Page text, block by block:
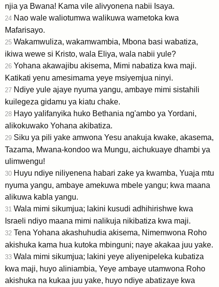
njia ya Bwana! Kama vile alivyonena nabii Isaya.
24 Nao wale waliotumwa walikuwa wametoka kwa
Mafarisayo.
25 Wakamwuliza, wakamwambia, Mbona basi wabatiza,
ikiwa wewe si Kristo, wala Eliya, wala nabii yule?
26 Yohana akawajibu akisema, Mimi nabatiza kwa maji.
Katikati yenu amesimama yeye msiyemjua ninyi.
27 Ndiye yule ajaye nyuma yangu, ambaye mimi sistahili
kuilegeza gidamu ya kiatu chake.
28 Hayo yalifanyika huko Bethania ng'ambo ya Yordani,
alikokuwako Yohana akibatiza.
29 Siku ya pili yake amwona Yesu anakuja kwake, akasema,
Tazama, Mwana-kondoo wa Mungu, aichukuaye dhambi ya
ulimwengu!
30 Huyu ndiye niliyenena habari zake ya kwamba, Yuaja mtu
nyuma yangu, ambaye amekuwa mbele yangu; kwa maana
alikuwa kabla yangu.
31 Wala mimi sikumjua; lakini kusudi adhihirishwe kwa
Israeli ndiyo maana mimi nalikuja nikibatiza kwa maji.
32 Tena Yohana akashuhudia akisema, Nimemwona Roho
akishuka kama hua kutoka mbinguni; naye akakaa juu yake.
33 Wala mimi sikumjua; lakini yeye aliyenipeleka kubatiza
kwa maji, huyo aliniambia, Yeye ambaye utamwona Roho
akishuka na kukaa juu yake, huyo ndiye abatizaye kwa